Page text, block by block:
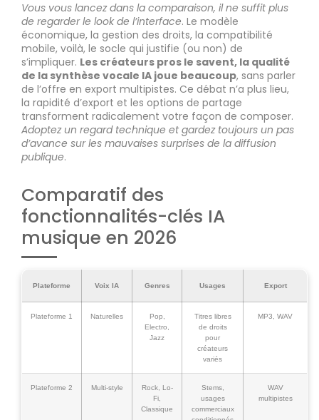
Vous vous lancez dans la comparaison, il ne suffit plus
de regarder le look de l’interface. Le modèle
économique, la gestion des droits, la compatibilité
mobile, voilà, le socle qui justifie (ou non) de
s’impliquer. Les créateurs pros le savent, la qualité
de la synthèse vocale IA joue beaucoup, sans parler
de l’offre en export multipistes. Ce débat n’a plus lieu,
la rapidité d’export et les options de partage
transforment radicalement votre façon de composer.
Adoptez un regard technique et gardez toujours un pas
d’avance sur les mauvaises surprises de la diffusion
publique.
Comparatif des
fonctionnalités-clés IA
musique en 2026
Plateforme Voix IA Genres Usages Export
Plateforme 1 Naturelles
Pop,
Electro,
Jazz
Titres libres
de droits
pour
créateurs
variés
MP3, WAV
Plateforme 2 Multi-style
Rock, Lo-
Fi,
Classique
Stems,
usages
commerciaux
WAV
multipistes